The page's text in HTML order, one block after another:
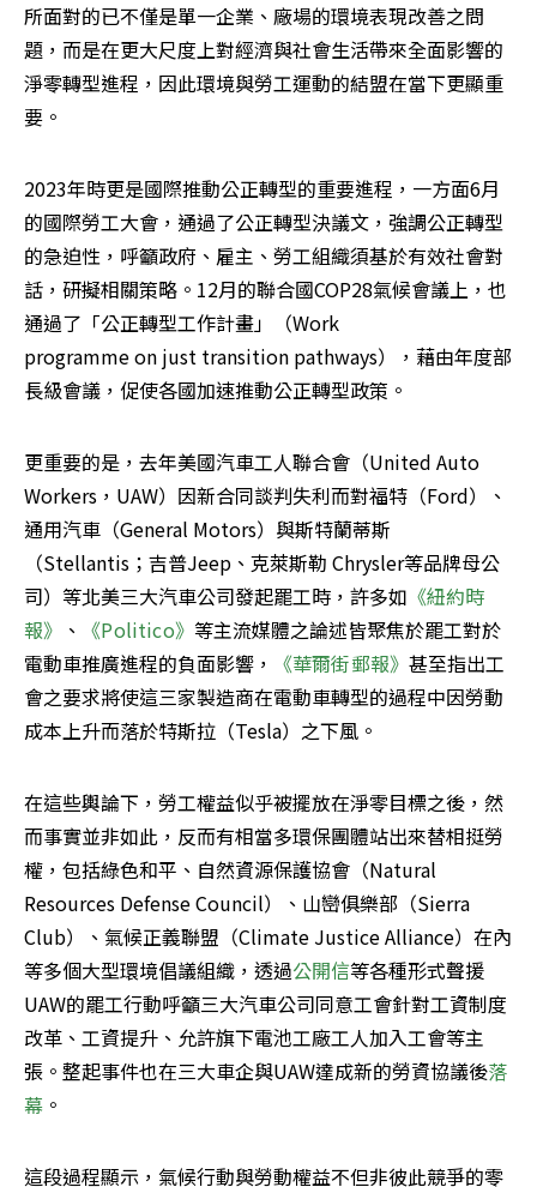
所面對的已不僅是單一企業、廠場的環境表現改善之問
題，而是在更大尺度上對經濟與社會生活帶來全面影響的
淨零轉型進程，因此環境與勞工運動的結盟在當下更顯重
要。
2023年時更是國際推動公正轉型的重要進程，一方面6月
的國際勞工大會，通過了公正轉型決議文，強調公正轉型
的急迫性，呼籲政府、雇主、勞工組織須基於有效社會對
話，研擬相關策略。12月的聯合國COP28氣候會議上，也
通過了「公正轉型工作計畫」（Work
programme on just transition pathways），藉由年度部
長級會議，促使各國加速推動公正轉型政策。
更重要的是，去年美國汽車工人聯合會（United Auto
Workers，UAW）因新合同談判失利而對福特（Ford）、
通用汽車（General Motors）與斯特蘭蒂斯
（Stellantis；吉普Jeep、克萊斯勒 Chrysler等品牌母公
司）等北美三大汽車公司發起罷工時，許多如 《紐約時
報》 、 《Politico》 等主流媒體之論述皆聚焦於罷工對於
電動車推廣進程的負面影響，
《華爾街郵報》甚至指出工
會之要求將使這三家製造商在電動車轉型的過程中因勞動
成本上升而落於特斯拉（Tesla）之下風。
在這些輿論下，勞工權益似乎被擺放在淨零目標之後，然
而事實並非如此，反而有相當多環保團體站出來替相挺勞
權，包括綠色和平、自然資源保護協會（Natural
Resources Defense Council）、山巒俱樂部（Sierra
Club）、氣候正義聯盟（Climate Justice Alliance）在內
等多個大型環境倡議組織，透過公開信等各種形式聲援
UAW的罷工行動呼籲三大汽車公司同意工會針對工資制度
改革、工資提升、允許旗下電池工廠工人加入工會等主
張。整起事件也在三大車企與UAW達成新的勞資協議後落
幕 。
這段過程顯示，氣候行動與勞動權益不但非彼此競爭的零